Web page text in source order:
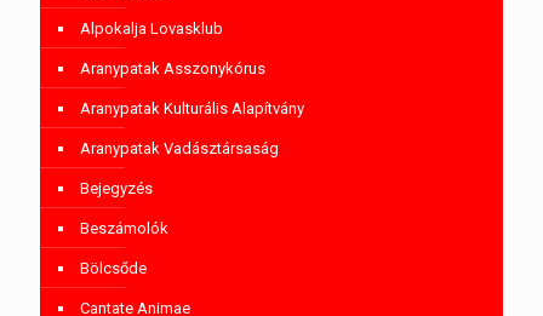
Alpokalja Lovasklub
Aranypatak Asszonykórus
Aranypatak Kulturális Alapítvány
Aranypatak Vadásztársaság
Bejegyzés
Beszámolók
Bölcsőde
Cantate Animae